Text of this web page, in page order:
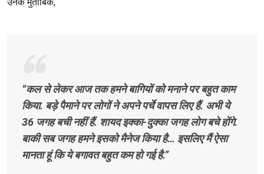
“कल से लेकर आज तक हमने बागियों को मनाने पर बहुत काम
किया. बड़े पैमाने पर लोगों ने अपने पर्चे वापस लिए हैं. अभी ये
36 जगह बची नहीं हैं. शायद इक्का-दुक्का जगह लोग बचे होंगे.
बाकी सब जगह हमने इसको मैनेज किया है… इसलिए मैं ऐसा
मानता हूं कि ये बगावत बहुत कम हो गई है.”